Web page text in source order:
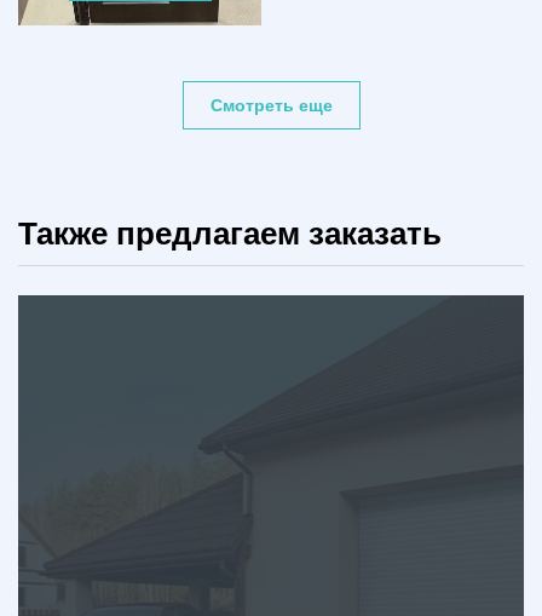
Смотреть еще
Также предлагаем заказать